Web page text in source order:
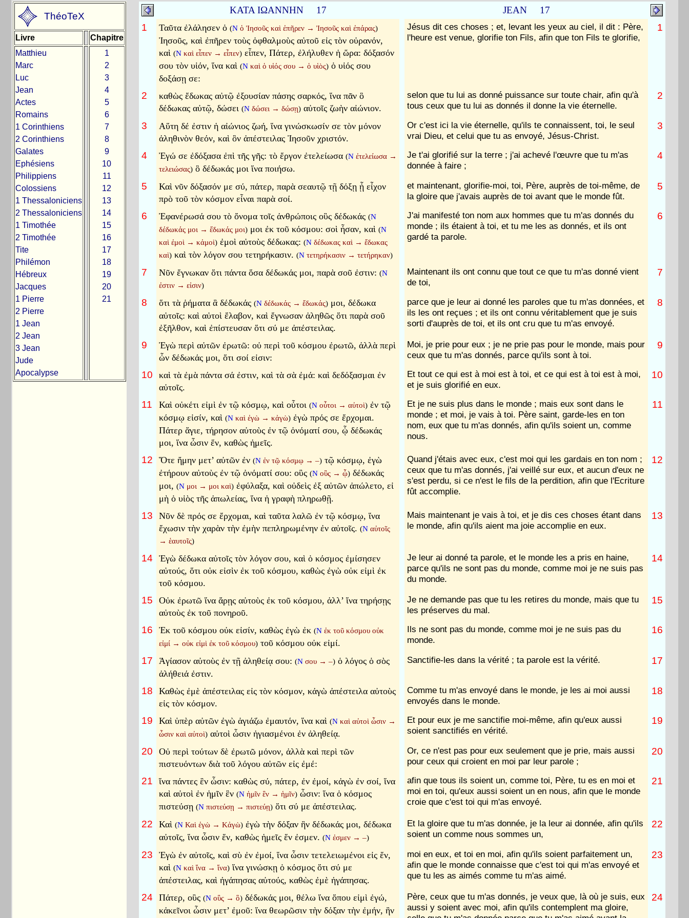
ThéoTeX
Livre
Chapitre
Matthieu
Marc
Luc
Jean
Actes
Romains
1 Corinthiens
2 Corinthiens
Galates
Ephésiens
Philippiens
Colossiens
1 Thessaloniciens
2 Thessaloniciens
1 Timothée
2 Timothée
Tite
Philémon
Hébreux
Jacques
1 Pierre
2 Pierre
1 Jean
2 Jean
3 Jean
Jude
Apocalypse
1
2
3
4
5
6
7
8
9
10
11
12
13
14
15
16
17
18
19
20
21
ΚΑΤΑ ΙΩΑΝΝΗΝ 17
JEAN 17
1
Ταῦτα ἐλάλησεν ὁ (N ὁ Ἰησοῦς καὶ ἐπῆρεν → Ἰησοῦς καὶ ἐπάρας)
Ἰησοῦς, καὶ ἐπῆρεν τοὺς ὀφθαλμοὺς αὐτοῦ εἰς τὸν οὐρανόν,
καὶ (N καὶ εἶπεν → εἶπεν) εἶπεν, Πάτερ, ἐλήλυθεν ἡ ὥρα: δόξασόν
σου τὸν υἱόν, ἵνα καὶ (N καὶ ὁ υἱός σου → ὁ υἱὸς) ὁ υἱός σου
δοξάσῃ σε:
Jésus dit ces choses ; et, levant les yeux au ciel, il dit : Père,
l'heure est venue, glorifie ton Fils, afin que ton Fils te glorifie,
1
2
καθὼς ἔδωκας αὐτῷ ἐξουσίαν πάσης σαρκός, ἵνα πᾶν ὃ
δέδωκας αὐτῷ, δώσει (N δώσει → δώσῃ) αὐτοῖς ζωὴν αἰώνιον.
selon que tu lui as donné puissance sur toute chair, afin qu'à
tous ceux que tu lui as donnés il donne la vie éternelle.
2
3
Αὕτη δέ ἐστιν ἡ αἰώνιος ζωή, ἵνα γινώσκωσίν σε τὸν μόνον
ἀληθινὸν θεόν, καὶ ὃν ἀπέστειλας Ἰησοῦν χριστόν.
Or c'est ici la vie éternelle, qu'ils te connaissent, toi, le seul
vrai Dieu, et celui que tu as envoyé, Jésus-Christ.
3
4 Ἐγώ σε ἐδόξασα ἐπὶ τῆς γῆς: τὸ ἔργον ἐτελείωσα (N ἐτελείωσα →
τελειώσας) ὃ δέδωκάς μοι ἵνα ποιήσω.
Je t'ai glorifié sur la terre ; j'ai achevé l'œuvre que tu m'as
donnée à faire ;
4
5
Καὶ νῦν δόξασόν με σύ, πάτερ, παρὰ σεαυτῷ τῇ δόξῃ ᾗ εἶχον
πρὸ τοῦ τὸν κόσμον εἶναι παρὰ σοί.
et maintenant, glorifie-moi, toi, Père, auprès de toi-même, de
la gloire que j'avais auprès de toi avant que le monde fût.
5
6 Ἐφανέρωσά σου τὸ ὄνομα τοῖς ἀνθρώποις οὓς δέδωκάς (N
δέδωκάς μοι → ἔδωκάς μοι) μοι ἐκ τοῦ κόσμου: σοὶ ἦσαν, καὶ (N
καὶ ἐμοὶ → κἀμοὶ) ἐμοὶ αὐτοὺς δέδωκας: (N δέδωκας καὶ → ἔδωκας
καὶ) καὶ τὸν λόγον σου τετηρήκασιν. (N τετηρήκασιν → τετήρηκαν)
J'ai manifesté ton nom aux hommes que tu m'as donnés du
monde ; ils étaient à toi, et tu me les as donnés, et ils ont
gardé ta parole.
6
7 Νῦν ἔγνωκαν ὅτι πάντα ὅσα δέδωκάς μοι, παρὰ σοῦ ἐστιν: (N
ἐστιν → εἰσιν)
Maintenant ils ont connu que tout ce que tu m'as donné vient
de toi,
7
8 ὅτι τὰ ῥήματα ἃ δέδωκάς (N δέδωκάς → ἔδωκάς) μοι, δέδωκα
αὐτοῖς: καὶ αὐτοὶ ἔλαβον, καὶ ἔγνωσαν ἀληθῶς ὅτι παρὰ σοῦ
ἐξῆλθον, καὶ ἐπίστευσαν ὅτι σύ με ἀπέστειλας.
parce que je leur ai donné les paroles que tu m'as données, et
ils les ont reçues ; et ils ont connu véritablement que je suis
sorti d'auprès de toi, et ils ont cru que tu m'as envoyé.
8
9
Ἐγὼ περὶ αὐτῶν ἐρωτῶ: οὐ περὶ τοῦ κόσμου ἐρωτῶ, ἀλλὰ περὶ
ὧν δέδωκάς μοι, ὅτι σοί εἰσιν:
Moi, je prie pour eux ; je ne prie pas pour le monde, mais pour
ceux que tu m'as donnés, parce qu'ils sont à toi.
9
10
καὶ τὰ ἐμὰ πάντα σά ἐστιν, καὶ τὰ σὰ ἐμά: καὶ δεδόξασμαι ἐν
αὐτοῖς.
Et tout ce qui est à moi est à toi, et ce qui est à toi est à moi,
et je suis glorifié en eux.
10
11 Καὶ οὐκέτι εἰμὶ ἐν τῷ κόσμῳ, καὶ οὗτοι (N οὗτοι → αὐτοὶ) ἐν τῷ
κόσμῳ εἰσίν, καὶ (N καὶ ἐγὼ → κἀγὼ) ἐγὼ πρός σε ἔρχομαι.
Πάτερ ἅγιε, τήρησον αὐτοὺς ἐν τῷ ὀνόματί σου, ᾧ δέδωκάς
μοι, ἵνα ὦσιν ἕν, καθὼς ἡμεῖς.
Et je ne suis plus dans le monde ; mais eux sont dans le
monde ; et moi, je vais à toi. Père saint, garde-les en ton
nom, eux que tu m'as donnés, afin qu'ils soient un, comme
nous.
11
12 Ὅτε ἤμην μετ’ αὐτῶν ἐν (N ἐν τῷ κόσμῳ → –) τῷ κόσμῳ, ἐγὼ
ἐτήρουν αὐτοὺς ἐν τῷ ὀνόματί σου: οὓς (N οὓς → ᾧ) δέδωκάς
μοι, (N μοι → μοι καὶ) ἐφύλαξα, καὶ οὐδεὶς ἐξ αὐτῶν ἀπώλετο, εἰ
μὴ ὁ υἱὸς τῆς ἀπωλείας, ἵνα ἡ γραφὴ πληρωθῇ.
Quand j'étais avec eux, c'est moi qui les gardais en ton nom ;
ceux que tu m'as donnés, j'ai veillé sur eux, et aucun d'eux ne
s'est perdu, si ce n'est le fils de la perdition, afin que l'Ecriture
fût accomplie.
12
13
Νῦν δὲ πρός σε ἔρχομαι, καὶ ταῦτα λαλῶ ἐν τῷ κόσμῳ, ἵνα
ἔχωσιν τὴν χαρὰν τὴν ἐμὴν πεπληρωμένην ἐν αὐτοῖς. (N αὐτοῖς
→ ἑαυτοῖς)
Mais maintenant je vais à toi, et je dis ces choses étant dans
le monde, afin qu'ils aient ma joie accomplie en eux.
13
14
Ἐγὼ δέδωκα αὐτοῖς τὸν λόγον σου, καὶ ὁ κόσμος ἐμίσησεν
αὐτούς, ὅτι οὐκ εἰσὶν ἐκ τοῦ κόσμου, καθὼς ἐγὼ οὐκ εἰμὶ ἐκ
τοῦ κόσμου.
Je leur ai donné ta parole, et le monde les a pris en haine,
parce qu'ils ne sont pas du monde, comme moi je ne suis pas
du monde.
14
15
Οὐκ ἐρωτῶ ἵνα ἄρῃς αὐτοὺς ἐκ τοῦ κόσμου, ἀλλ’ ἵνα τηρήσῃς
αὐτοὺς ἐκ τοῦ πονηροῦ.
Je ne demande pas que tu les retires du monde, mais que tu
les préserves du mal.
15
16 Ἐκ τοῦ κόσμου οὐκ εἰσίν, καθὼς ἐγὼ ἐκ (N ἐκ τοῦ κόσμου οὐκ
εἰμί → οὐκ εἰμὶ ἐκ τοῦ κόσμου) τοῦ κόσμου οὐκ εἰμί.
Ils ne sont pas du monde, comme moi je ne suis pas du
monde.
16
17 Ἁγίασον αὐτοὺς ἐν τῇ ἀληθείᾳ σου: (N σου → –) ὁ λόγος ὁ σὸς
ἀλήθειά ἐστιν.
Sanctifie-les dans la vérité ; ta parole est la vérité. 17
18
Καθὼς ἐμὲ ἀπέστειλας εἰς τὸν κόσμον, κἀγὼ ἀπέστειλα αὐτοὺς
εἰς τὸν κόσμον.
Comme tu m'as envoyé dans le monde, je les ai moi aussi
envoyés dans le monde.
18
19 Καὶ ὑπὲρ αὐτῶν ἐγὼ ἁγιάζω ἐμαυτόν, ἵνα καὶ (N καὶ αὐτοὶ ὦσιν →
ὦσιν καὶ αὐτοὶ) αὐτοὶ ὦσιν ἡγιασμένοι ἐν ἀληθείᾳ.
Et pour eux je me sanctifie moi-même, afin qu'eux aussi
soient sanctifiés en vérité.
19
20
Οὐ περὶ τούτων δὲ ἐρωτῶ μόνον, ἀλλὰ καὶ περὶ τῶν
πιστευόντων διὰ τοῦ λόγου αὐτῶν εἰς ἐμέ:
Or, ce n'est pas pour eux seulement que je prie, mais aussi
pour ceux qui croient en moi par leur parole ;
20
21
ἵνα πάντες ἓν ὦσιν: καθὼς σύ, πάτερ, ἐν ἐμοί, κἀγὼ ἐν σοί, ἵνα
καὶ αὐτοὶ ἐν ἡμῖν ἓν (N ἡμῖν ἓν → ἡμῖν) ὦσιν: ἵνα ὁ κόσμος
πιστεύσῃ (N πιστεύσῃ → πιστεύῃ) ὅτι σύ με ἀπέστειλας.
afin que tous ils soient un, comme toi, Père, tu es en moi et
moi en toi, qu'eux aussi soient un en nous, afin que le monde
croie que c'est toi qui m'as envoyé.
21
22 Καὶ (N Καὶ ἐγὼ → Κἀγὼ) ἐγὼ τὴν δόξαν ἣν δέδωκάς μοι, δέδωκα
αὐτοῖς, ἵνα ὦσιν ἕν, καθὼς ἡμεῖς ἕν ἐσμεν. (N ἐσμεν → –)
Et la gloire que tu m'as donnée, je la leur ai donnée, afin qu'ils
soient un comme nous sommes un,
22
23
Ἐγὼ ἐν αὐτοῖς, καὶ σὺ ἐν ἐμοί, ἵνα ὦσιν τετελειωμένοι εἰς ἕν,
καὶ (N καὶ ἵνα → ἵνα) ἵνα γινώσκῃ ὁ κόσμος ὅτι σύ με
ἀπέστειλας, καὶ ἠγάπησας αὐτούς, καθὼς ἐμὲ ἠγάπησας.
moi en eux, et toi en moi, afin qu'ils soient parfaitement un,
afin que le monde connaisse que c'est toi qui m'as envoyé et
que tu les as aimés comme tu m'as aimé.
23
24 Πάτερ, οὓς (N οὓς → ὃ) δέδωκάς μοι, θέλω ἵνα ὅπου εἰμὶ ἐγώ,
κἀκεῖνοι ὦσιν μετ’ ἐμοῦ: ἵνα θεωρῶσιν τὴν δόξαν τὴν ἐμήν, ἣν
Père, ceux que tu m'as donnés, je veux que, là où je suis, eux
aussi y soient avec moi, afin qu'ils contemplent ma gloire,
24